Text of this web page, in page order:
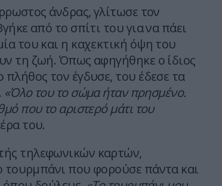
άνδρας, γλίτωσε τον
από το σπίτι του για να πάει
του και η καχεκτική όψη του
τη ζωή. Όπως αφηγήθηκε ο ίδιος
πλήθος τον έγδυσε, του έδεσε τα
«Όλο του το σώμα ήταν πρησμένο.
που το αριστερό μάτι του
του.
τηλεφωνικών καρτών,
τουρμπάνι που φορούσε πάντα και